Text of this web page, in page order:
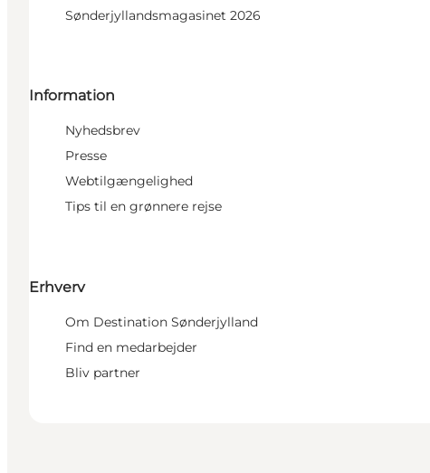
Sønderjyllandsmagasinet 2026
Information
Nyhedsbrev
Presse
Webtilgængelighed
Tips til en grønnere rejse
Erhverv
Om Destination Sønderjylland
Find en medarbejder
Bliv partner